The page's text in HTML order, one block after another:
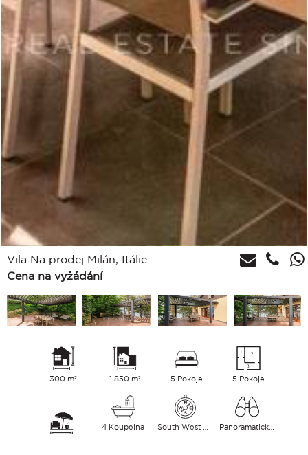
Vila Na prodej Milán, Itálie
Cena na vyžádání
300 m² 1 850 m² 5 Pokoje 5 Pokoje
4 Koupelna